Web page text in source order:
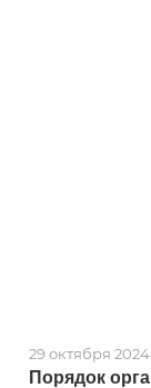
Порядок
29 октября 2024